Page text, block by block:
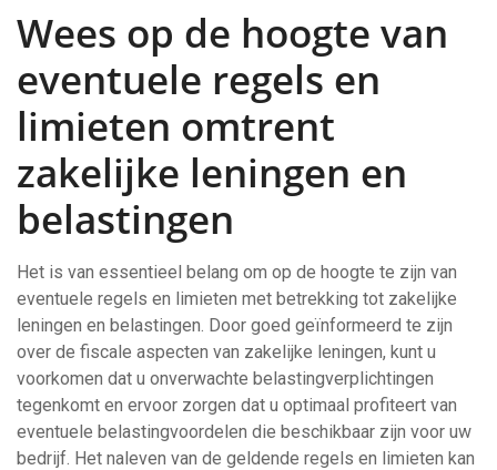
Wees op de hoogte van
eventuele regels en
limieten omtrent
zakelijke leningen en
belastingen
Het is van essentieel belang om op de hoogte te zijn van
eventuele regels en limieten met betrekking tot zakelijke
leningen en belastingen. Door goed geïnformeerd te zijn
over de fiscale aspecten van zakelijke leningen, kunt u
voorkomen dat u onverwachte belastingverplichtingen
tegenkomt en ervoor zorgen dat u optimaal profiteert van
eventuele belastingvoordelen die beschikbaar zijn voor uw
bedrijf. Het naleven van de geldende regels en limieten kan